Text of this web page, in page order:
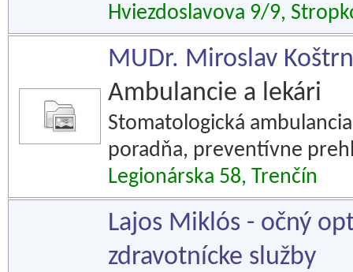
Hviezdoslavova 9/9,
MUDr. Miroslav
Ambulancie a lekári
Stomatologická
poradňa, preventívne
Legionárska 58, Trenčín
Lajos Miklós - očný
zdravotnícke služby